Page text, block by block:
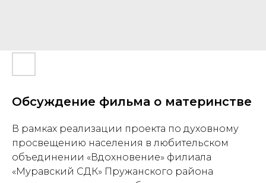
Обсуждение фильма о материнстве
В рамках реализации проекта по духовному
просвещению населения в любительском
объединении «Вдохновение» филиала
«Муравский СДК» Пружанского района